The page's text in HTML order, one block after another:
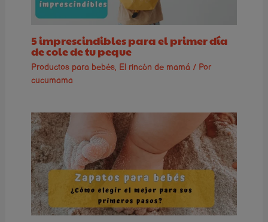
5 imprescindibles para el primer día
de cole de tu peque
Productos para bebés, El rincón de mamá / Por
cucumama